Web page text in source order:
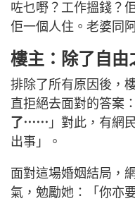
咗乜嘢？工作搵錢？
佢一個人住。老婆同
樓主：除了自
排除了所有原因後，
直拒絕去面對的答案
了⋯⋯ 」對此，有網
出事」。
面對這場婚姻結局，
氣，勉勵她：「你亦